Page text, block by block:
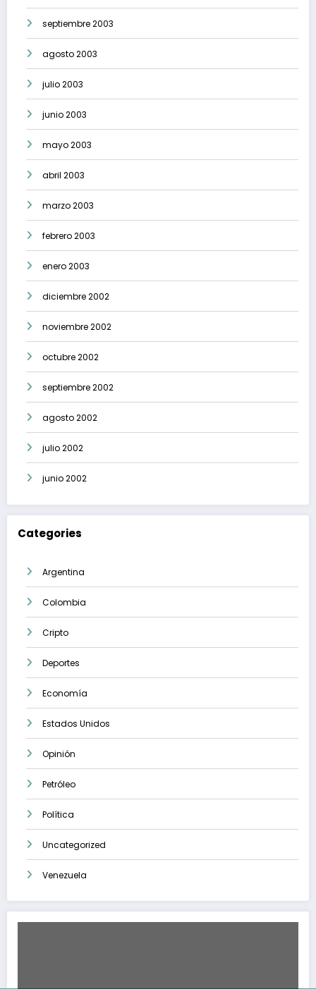
septiembre 2003
agosto 2003
julio 2003
junio 2003
mayo 2003
abril 2003
marzo 2003
febrero 2003
enero 2003
diciembre 2002
noviembre 2002
octubre 2002
septiembre 2002
agosto 2002
julio 2002
junio 2002
Categories
Argentina
Colombia
Cripto
Deportes
Economía
Estados Unidos
Opinión
Petróleo
Política
Uncategorized
Venezuela